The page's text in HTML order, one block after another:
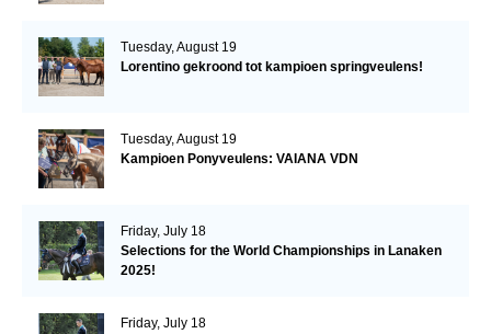
Tuesday, August 19
Lorentino gekroond tot kampioen springveulens!
Tuesday, August 19
Kampioen Ponyveulens: VAIANA VDN
Friday, July 18
Selections for the World Championships in Lanaken
2025!
Friday, July 18